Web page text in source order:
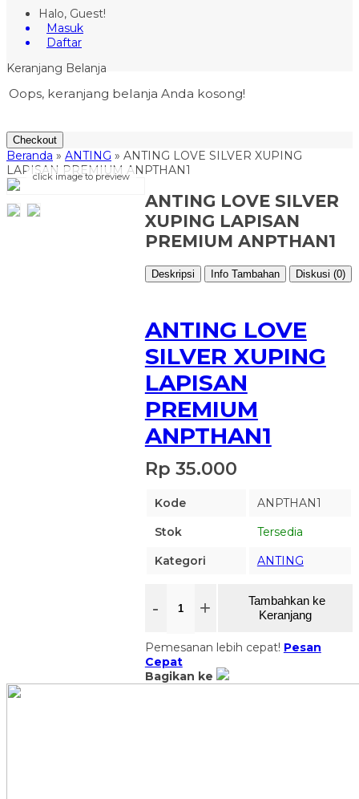
Halo, Guest!
Masuk
Daftar
Keranjang Belanja
Oops, keranjang belanja Anda kosong!
Checkout
Beranda » ANTING » ANTING LOVE SILVER XUPING
LAPISAN PREMIUM ANPTHAN1
click image to preview
ANTING LOVE
SILVER XUPING
LAPISAN
PREMIUM
ANPTHAN1
Rp 35.000
Kode
ANPTHAN1
Stok
Tersedia
Kategori
ANTING
- +
Tambahkan ke
Keranjang
Pemesanan lebih cepat! Pesan
Cepat
Bagikan ke
ANTING LOVE SILVER
XUPING LAPISAN
PREMIUM ANPTHAN1
Deskripsi Info Tambahan Diskusi (0)